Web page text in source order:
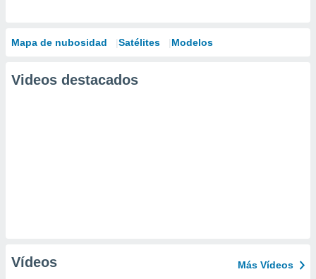
Mapa de nubosidad Satélites Modelos
Videos destacados
Vídeos Más Vídeos